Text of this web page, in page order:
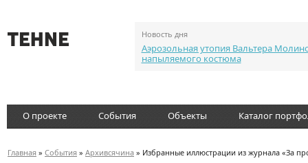
Новость дня
Аэрозольная утопия Вальтера
напыляемого костюма
О проекте События Объекты Каталог
Главная » События » Архивсячина » Избранные иллюстрации из журнала «За